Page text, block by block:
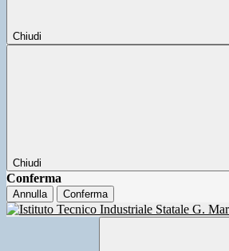
Chiudi
Chiudi
Conferma
Annulla Conferma